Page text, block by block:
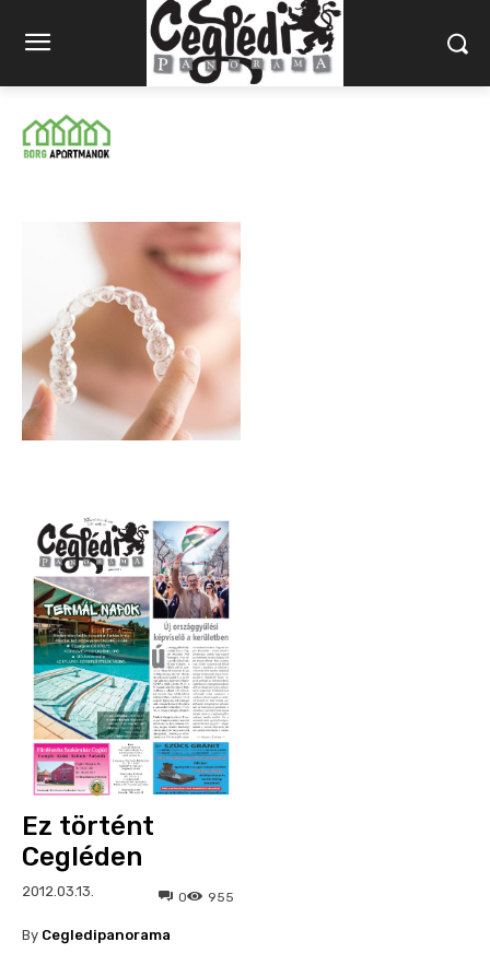
Ez történt
Cegléden
2012.03.13. 955
0
By Cegledipanorama